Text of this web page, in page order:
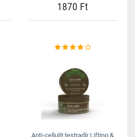
1870 Ft
Anti-cellulit testradír Lifting &